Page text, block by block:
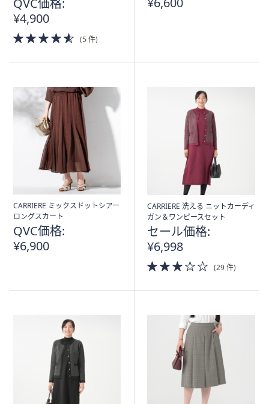
QVC価格:
¥4,900
4.5
of
(5 件)
CARRIERE ミックスドットシアー
ロングスカート
QVC価格:
¥6,900
CARRIERE 洗える ニットカーディ
ガン＆ワンピースセット
セール価格:
¥6,998
3.0
of
(29 件)